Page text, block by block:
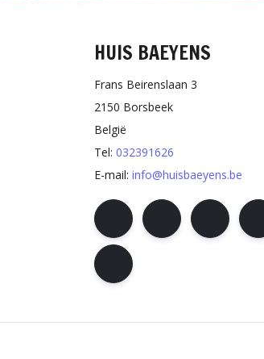
HUIS BAEYENS
Frans Beirenslaan 3
2150 Borsbeek
België
Tel: 032391626
E-mail: info@huisbaeyens.be